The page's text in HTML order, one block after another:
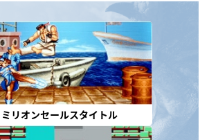
ミリオンセールスタイトル